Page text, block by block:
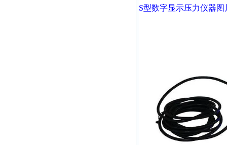
S型数字显示压力仪器图